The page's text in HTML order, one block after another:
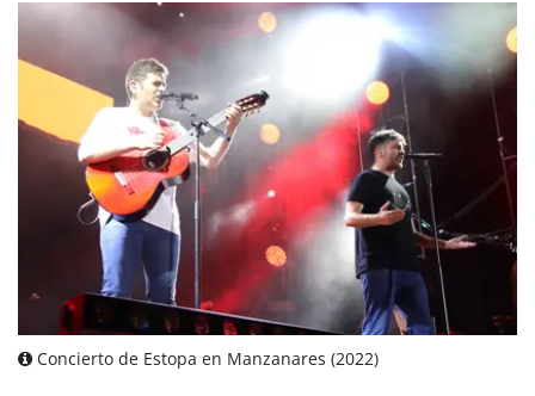
Concierto de Estopa en Manzanares (2022)